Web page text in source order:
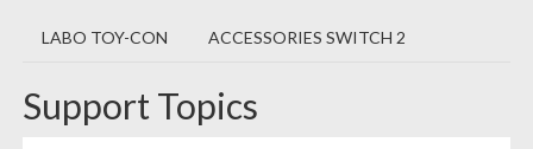
LABO TOY-CON ACCESSORIES SWITCH 2
Support Topics